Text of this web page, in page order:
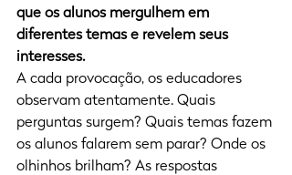
que os alunos mergulhem em
diferentes temas e revelem seus
interesses.
A cada provocação, os educadores
observam atentamente. Quais
perguntas surgem? Quais temas fazem
os alunos falarem sem parar? Onde os
olhinhos brilham? As respostas